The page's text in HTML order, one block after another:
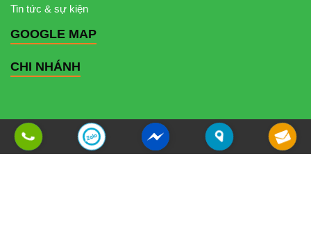
Tin tức & sự kiện
GOOGLE MAP
CHI NHÁNH